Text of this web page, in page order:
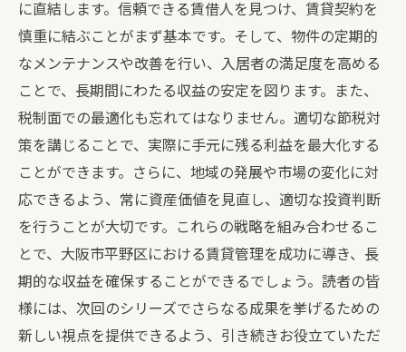
に直結します。信頼できる賃借人を見つけ、賃貸契約を
慎重に結ぶことがまず基本です。そして、物件の定期的
なメンテナンスや改善を行い、入居者の満足度を高める
ことで、長期間にわたる収益の安定を図ります。また、
税制面での最適化も忘れてはなりません。適切な節税対
策を講じることで、実際に手元に残る利益を最大化する
ことができます。さらに、地域の発展や市場の変化に対
応できるよう、常に資産価値を見直し、適切な投資判断
を行うことが大切です。これらの戦略を組み合わせるこ
とで、大阪市平野区における賃貸管理を成功に導き、長
期的な収益を確保することができるでしょう。読者の皆
様には、次回のシリーズでさらなる成果を挙げるための
新しい視点を提供できるよう、引き続きお役立ていただ